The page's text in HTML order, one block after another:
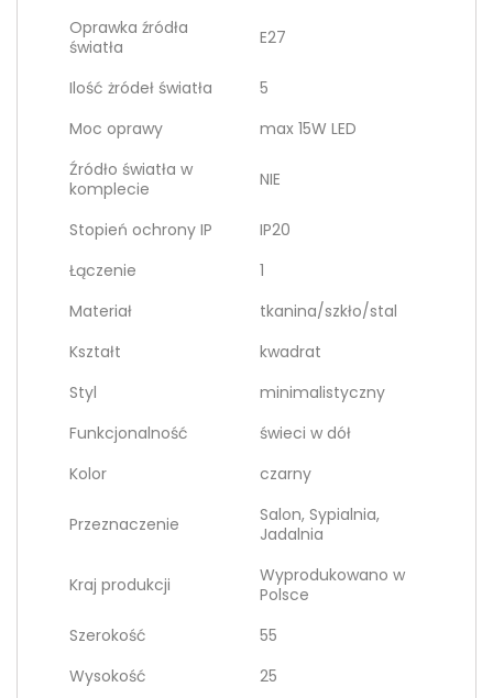
Oprawka źródła
światła
E27
Ilość żródeł światła
5
Moc oprawy
max 15W LED
Źródło światła w
komplecie
NIE
Stopień ochrony IP
IP20
Łączenie
1
Materiał
tkanina/szkło/stal
Kształt
kwadrat
Styl
minimalistyczny
Funkcjonalność
świeci w dół
Kolor
czarny
Przeznaczenie
Salon, Sypialnia,
Jadalnia
Kraj produkcji
Wyprodukowano w
Polsce
Szerokość
55
Wysokość
25